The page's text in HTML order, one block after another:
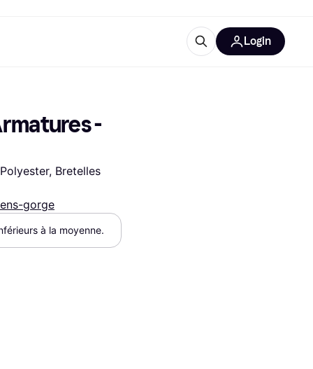
Login
-
Bretelles
gorge
à la moyenne.